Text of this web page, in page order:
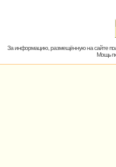
За информацию, размещённую на сайте
Мощь